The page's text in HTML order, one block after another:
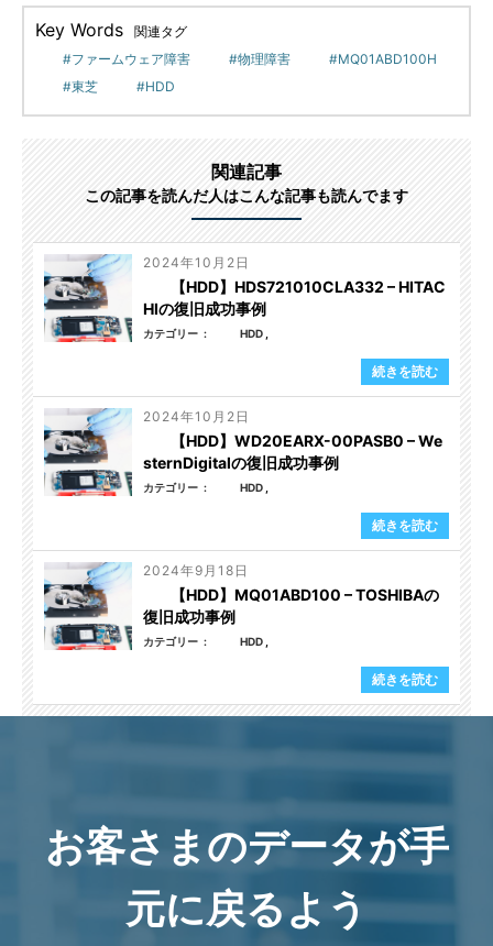
Key Words
関連タグ
ファームウェア障害
物理障害
MQ01ABD100H
東芝
HDD
関連記事
この記事を読んだ人はこんな記事も読んでます
2024年10月2日
【HDD】HDS721010CLA332 – HITAC
HIの復旧成功事例
カテゴリー HDD
続きを読む
2024年10月2日
【HDD】WD20EARX-00PASB0 – We
sternDigitalの復旧成功事例
カテゴリー HDD
続きを読む
2024年9月18日
【HDD】MQ01ABD100 – TOSHIBAの
復旧成功事例
カテゴリー HDD
続きを読む
お客さまのデータが手
元に戻るよう